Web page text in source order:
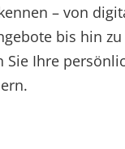
– von
bis hin
Sie Ihre